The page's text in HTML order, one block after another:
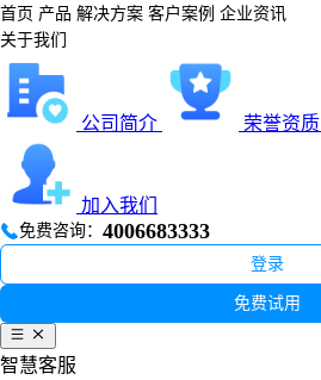
首页 产品 解决方案 客户案例 企业资讯
关于我们
公司简介 荣誉资质
加入我们
免费咨询： 4006683333
登录
免费试用
智慧客服